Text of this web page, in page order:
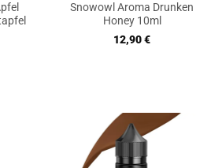
Snowowl Aroma Drunken
Honey 10ml
12,90€